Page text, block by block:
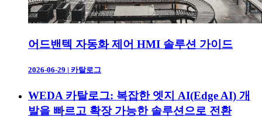
어드밴텍 자동화 제어 HMI 솔루션 가이드
2026-06-29 | 카탈로그
WEDA 카탈로그: 복잡한 엣지 AI(Edge AI) 개
발을 빠르고 확장 가능한 솔루션으로 전환